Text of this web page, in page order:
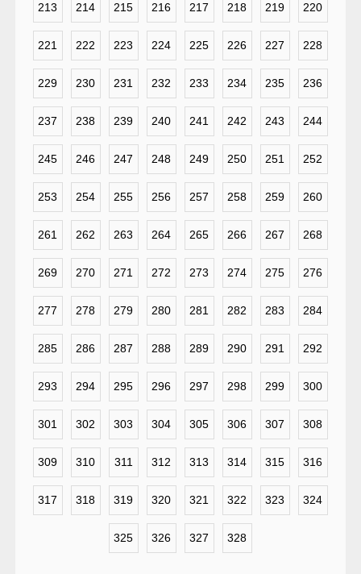
213 214 215 216 217 218 219 220
221 222 223 224 225 226 227 228
229 230 231 232 233 234 235 236
237 238 239 240 241 242 243 244
245 246 247 248 249 250 251 252
253 254 255 256 257 258 259 260
261 262 263 264 265 266 267 268
269 270 271 272 273 274 275 276
277 278 279 280 281 282 283 284
285 286 287 288 289 290 291 292
293 294 295 296 297 298 299 300
301 302 303 304 305 306 307 308
309 310 311 312 313 314 315 316
317 318 319 320 321 322 323 324
325 326 327 328